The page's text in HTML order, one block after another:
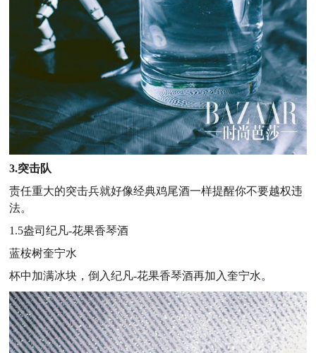
3.突击队
责任重大的突击兵就好像经典鸡尾酒一样提醒你不要越权违
法。
1.5盎司纪凡-花果香琴酒
蓝桉树奎宁水
杯中加满冰块，倒入纪凡-花果香琴酒再加入奎宁水。